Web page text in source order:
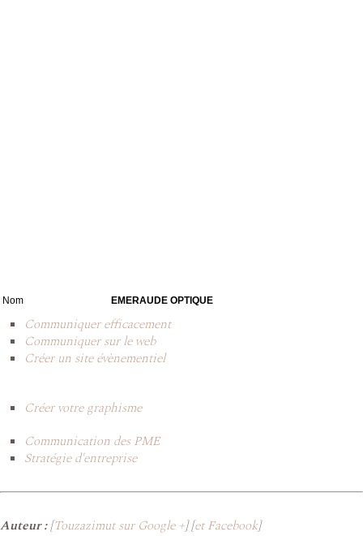
Nom EMERAUDE OPTIQUE
Communiquer efficacement
Communiquer sur le web
Créer un site évènementiel
Créer votre graphisme
Communication des PME
Stratégie d'entreprise
Auteur :[Touzazimut sur Google +] [et Facebook]